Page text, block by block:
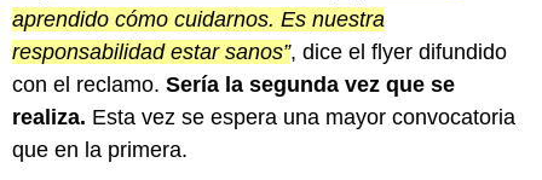
aprendido cómo cuidarnos. Es nuestra
responsabilidad estar sanos”, dice el flyer difundido
con el reclamo. Sería la segunda vez que se
realiza. Esta vez se espera una mayor convocatoria
que en la primera.